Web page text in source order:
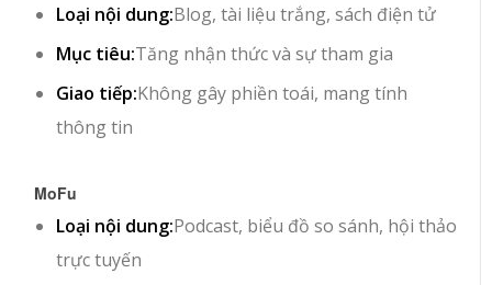
Loại nội dung:Blog, tài liệu trắng, sách điện tử
Mục tiêu:Tăng nhận thức và sự tham gia
Giao tiếp:Không gây phiền toái, mang tính
thông tin
MoFu
Loại nội dung:Podcast, biểu đồ so sánh, hội thảo
trực tuyến